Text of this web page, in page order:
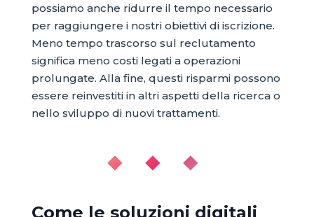
possiamo anche ridurre il tempo necessario
per raggiungere i nostri obiettivi di iscrizione.
Meno tempo trascorso sul reclutamento
significa meno costi legati a operazioni
prolungate. Alla fine, questi risparmi possono
essere reinvestiti in altri aspetti della ricerca o
nello sviluppo di nuovi trattamenti.
◆ ◆ ◆
Come le soluzioni digitali